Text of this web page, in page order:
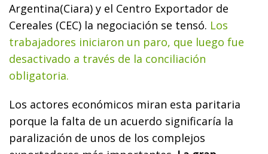
Argentina(Ciara) y el Centro Exportador de
Cereales (CEC) la negociación se tensó. Los
trabajadores iniciaron un paro, que luego fue
desactivado a través de la conciliación
obligatoria.
Los actores económicos miran esta paritaria
porque la falta de un acuerdo significaría la
paralización de unos de los complejos